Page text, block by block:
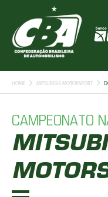
HOME MITSUBISHI MOTORSPORT
CAMPEONATO